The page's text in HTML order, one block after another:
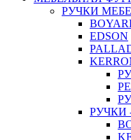
РУЧКИ
EDSON
РУЧКИ